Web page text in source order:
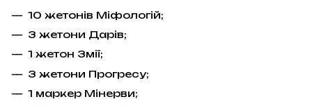
10 жетонів Міфологій;
3 жетони Дарів;
1 жетон Змії;
3 жетони Прогресу;
1 маркер Мінерви;